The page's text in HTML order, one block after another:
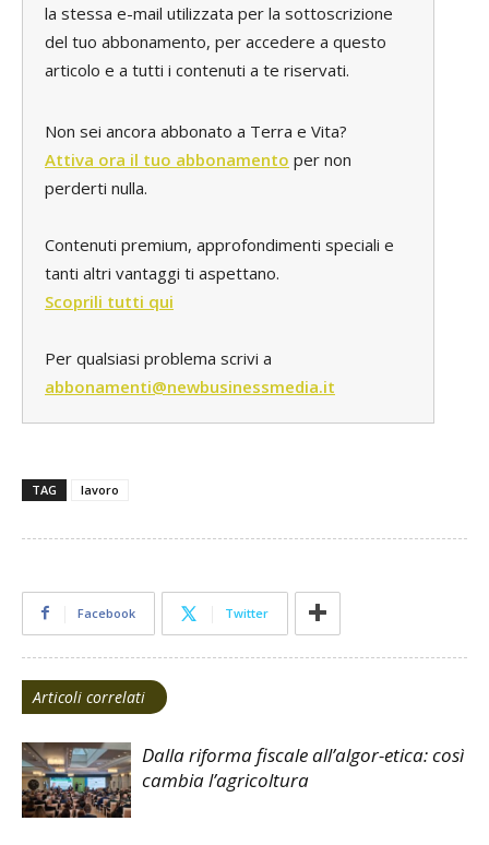
la stessa e-mail utilizzata per la sottoscrizione
del tuo abbonamento, per accedere a questo
articolo e a tutti i contenuti a te riservati.
Non sei ancora abbonato a Terra e Vita?
Attiva ora il tuo abbonamento per non
perderti nulla.
Contenuti premium, approfondimenti speciali e
tanti altri vantaggi ti aspettano.
Scoprili tutti qui
Per qualsiasi problema scrivi a
abbonamenti@newbusinessmedia.it
TAG lavoro
Facebook Twitter
Articoli correlati
Dalla riforma fiscale all’algor-etica: così
cambia l’agricoltura